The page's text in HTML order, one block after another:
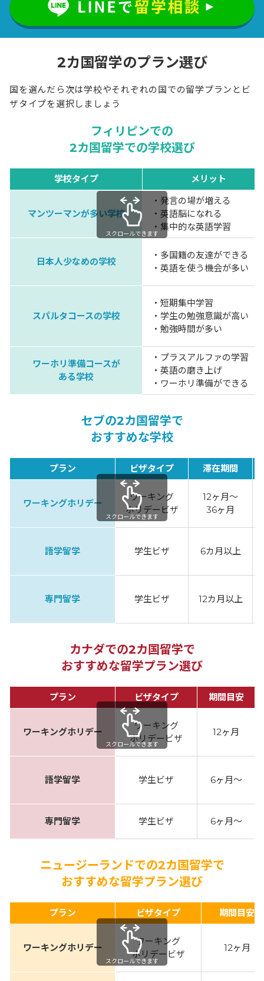
2カ国留学のプラン選び
国を選んだら次は学校やそれぞれの国での留学プランとビ
ザタイプを選択しましょう
フィリピンでの
2カ国留学での学校選び
学校タイプ メリット
マンツーマンが多い学校
・発言の場が増える
・英語脳になれる
・集中的な英語学習
日本人少なめの学校
・多国籍の友達ができる
・英語を使う機会が多い
スパルタコースの学校
・短期集中学習
・学生の勉強意識が高い
・勉強時間が多い
ワーホリ準備コースが
ある学校
・プラスアルファの学習
・英語の磨き上げ
・ワーホリ準備ができる
スクロールできます
セブの2カ国留学で
おすすめな学校
プラン ビザタイプ 滞在期間
ワーキングホリデー
ワーキング
ホリデービザ
12ヶ月〜
36ヶ月
語学留学 学生ビザ
6カ月以上
専門留学 学生ビザ
12カ月以上
スクロールできます
カナダでの2カ国留学で
おすすめな留学プラン選び
プラン ビザタイプ 期間目安
ワーキングホリデー
ワーキング
ホリデービザ
12ヶ月
語学留学 学生ビザ 6ヶ月～
専門留学 学生ビザ 6ヶ月～
スクロールできます
ニュージーランドでの2カ国留学で
おすすめな留学プラン選び
プラン ビザタイプ 期間目安
ワーキングホリデー
ワーキング
ホリデービザ
12ヶ月
スクロールできます